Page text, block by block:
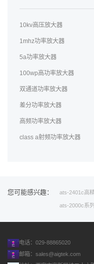
10kv高压放大器
1mhz功率放大器
5a功率放大器
100wp高功率放大器
双通道功率放大器
差分功率放大器
高频功率放大器
class a射频功率放大器
您可能感兴趣： ats-2401c高
ats-2000c系
电话：029-88865020
邮箱： sales@aigtek.com